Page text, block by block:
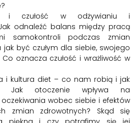
i czułość w odżywianiu i
odnaleźć balans między pracą
samokontroli podczas zmian
jak być czułym dla siebie, swojego
oznacza czułość i wrażliwość w
i kultura diet – co nam robią i jak
Jak otoczenie wpływa na
wobec siebie i efektów
zmian zdrowotnych? Skąd się